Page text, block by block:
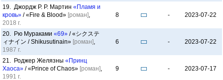
19. Джордж Р. Р. Мартин «Пламя и
кровь» / «Fire & Blood» [роман],
2018 г.
8 - 2023-07-22
20. Рю Мураками «69» / «シクステ
ィナイン / Shikusutinain» [роман],
1987 г.
6 - 2023-07-22
21. Роджер Желязны «Принц
Хаоса» / «Prince of Chaos» [роман],
1991 г.
9 - 2023-07-17